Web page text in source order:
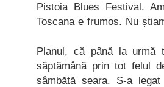
Pistoia Blues Festival.
Toscana e frumos. Nu
Planul, că până la
săptămână prin tot felul
sâmbătă seara. S-a